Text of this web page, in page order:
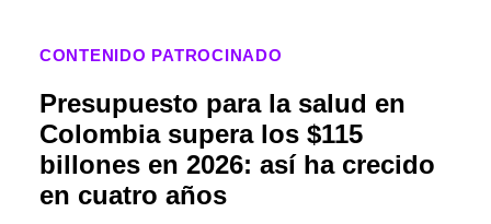
CONTENIDO PATROCINADO
Presupuesto para la salud en
Colombia supera los $115
billones en 2026: así ha crecido
en cuatro años